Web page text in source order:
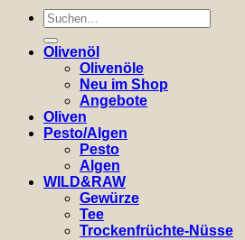
Suchen
nach:
Olivenöl
Olivenöle
Neu im Shop
Angebote
Oliven
Pesto/Algen
Pesto
Algen
WILD&RAW
Gewürze
Tee
Trockenfrüchte-Nüsse